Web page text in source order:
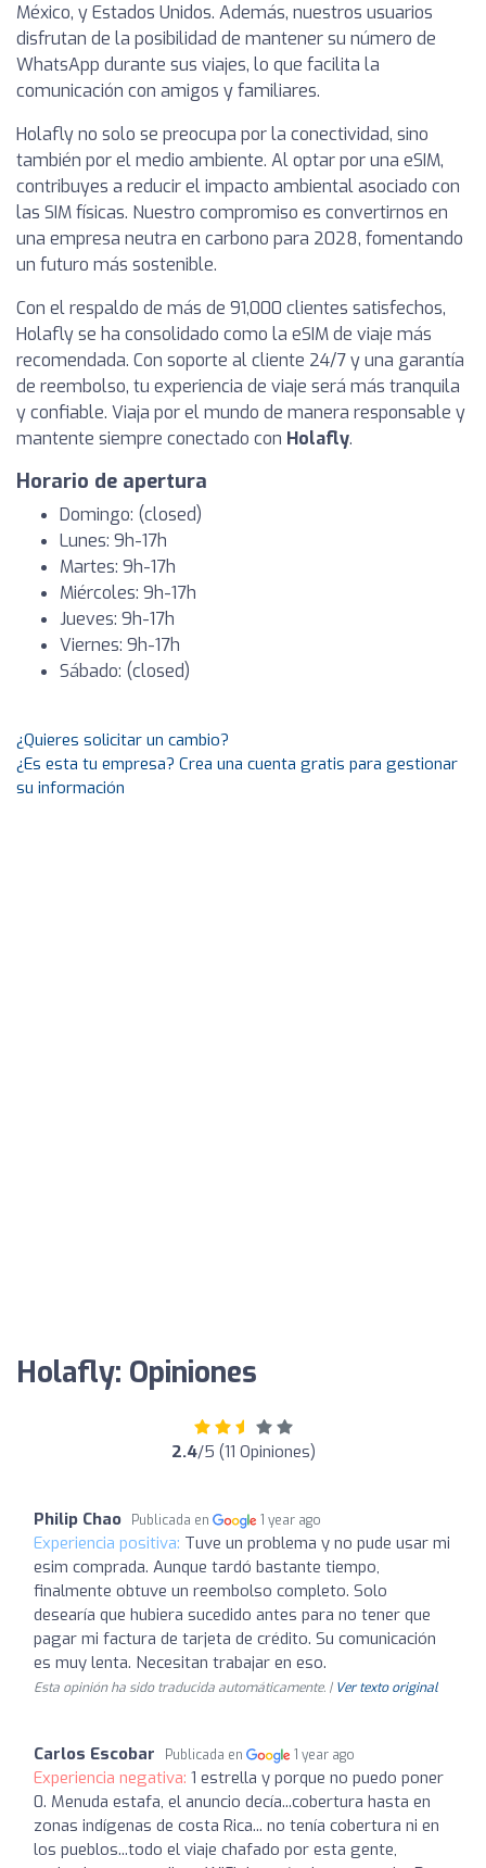
México, y Estados Unidos. Además, nuestros usuarios
disfrutan de la posibilidad de mantener su número de
WhatsApp durante sus viajes, lo que facilita la
comunicación con amigos y familiares.
Holafly no solo se preocupa por la conectividad, sino
también por el medio ambiente. Al optar por una eSIM,
contribuyes a reducir el impacto ambiental asociado con
las SIM físicas. Nuestro compromiso es convertirnos en
una empresa neutra en carbono para 2028, fomentando
un futuro más sostenible.
Con el respaldo de más de 91,000 clientes satisfechos,
Holafly se ha consolidado como la eSIM de viaje más
recomendada. Con soporte al cliente 24/7 y una garantía
de reembolso, tu experiencia de viaje será más tranquila
y confiable. Viaja por el mundo de manera responsable y
mantente siempre conectado con Holafly.
Horario de apertura
Domingo: (closed)
Lunes: 9h-17h
Martes: 9h-17h
Miércoles: 9h-17h
Jueves: 9h-17h
Viernes: 9h-17h
Sábado: (closed)
¿Quieres solicitar un cambio?
¿Es esta tu empresa? Crea una cuenta gratis para gestionar
su información
Holafly: Opiniones
2.4/5 (11 Opiniones)
Philip Chao Publicada en 1 year ago
Experiencia positiva: Tuve un problema y no pude usar mi
esim comprada. Aunque tardó bastante tiempo,
finalmente obtuve un reembolso completo. Solo
desearía que hubiera sucedido antes para no tener que
pagar mi factura de tarjeta de crédito. Su comunicación
es muy lenta. Necesitan trabajar en eso.
Esta opinión ha sido traducida automáticamente. | Ver texto original
Carlos Escobar Publicada en 1 year ago
Experiencia negativa: 1 estrella y porque no puedo poner
0. Menuda estafa, el anuncio decía...cobertura hasta en
zonas indígenas de costa Rica... no tenía cobertura ni en
los pueblos...todo el viaje chafado por esta gente,